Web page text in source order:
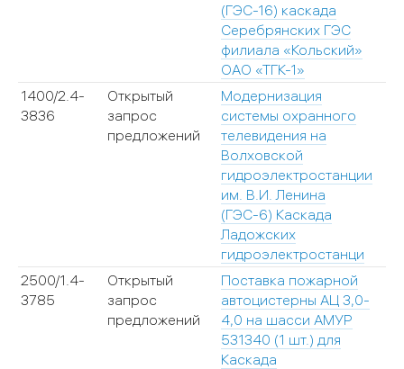
(ГЭС-16) каскада
Серебрянских ГЭС
филиала «Кольский»
ОАО «ТГК-1»
1400/2.4-
3836
Открытый
запрос
предложений
Модернизация
системы охранного
телевидения на
Волховской
гидроэлектростанции
им. В.И. Ленина
(ГЭС-6) Каскада
Ладожских
гидроэлектростанци
2500/1.4-
3785
Открытый
запрос
предложений
Поставка пожарной
автоцистерны АЦ 3,0-
4,0 на шасси АМУР
531340 (1 шт.) для
Каскада